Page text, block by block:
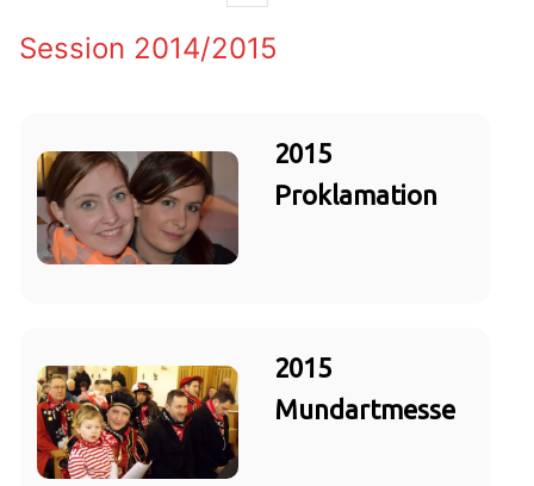
Session 2014/2015
2015
Proklamation
2015
Mundartmesse